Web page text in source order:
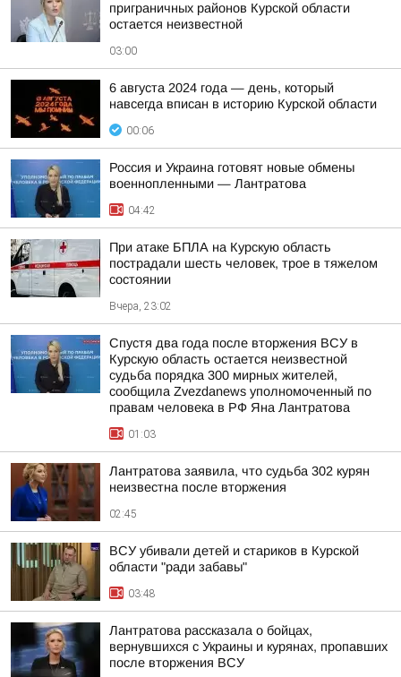
приграничных районов Курской области
остается неизвестной
03:00
6 августа 2024 года — день, который
навсегда вписан в историю Курской области
00:06
Россия и Украина готовят новые обмены
военнопленными — Лантратова
04:42
При атаке БПЛА на Курскую область
пострадали шесть человек, трое в тяжелом
состоянии
Вчера, 23:02
Спустя два года после вторжения ВСУ в
Курскую область остается неизвестной
судьба порядка 300 мирных жителей,
сообщила Zvezdanews уполномоченный по
правам человека в РФ Яна Лантратова
01:03
Лантратова заявила, что судьба 302 курян
неизвестна после вторжения
02:45
ВСУ убивали детей и стариков в Курской
области "ради забавы"
03:48
Лантратова рассказала о бойцах,
вернувшихся с Украины и курянах, пропавших
после вторжения ВСУ